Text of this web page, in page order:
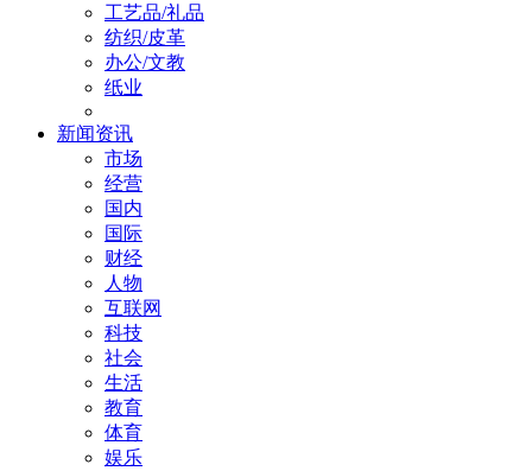
工艺品/礼品
纺织/皮革
办公/文教
纸业
新闻资讯
市场
经营
国内
国际
财经
人物
互联网
科技
社会
生活
教育
体育
娱乐